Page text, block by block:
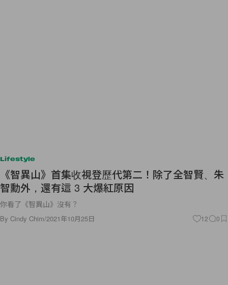
Lifestyle
《智異山》首集收視登歷代第二！除了全智賢、朱
智勳外，還有這 3 大爆紅原因
你看了《智異山》沒有？
By Cindy Chim/2021年10月25日 12 0